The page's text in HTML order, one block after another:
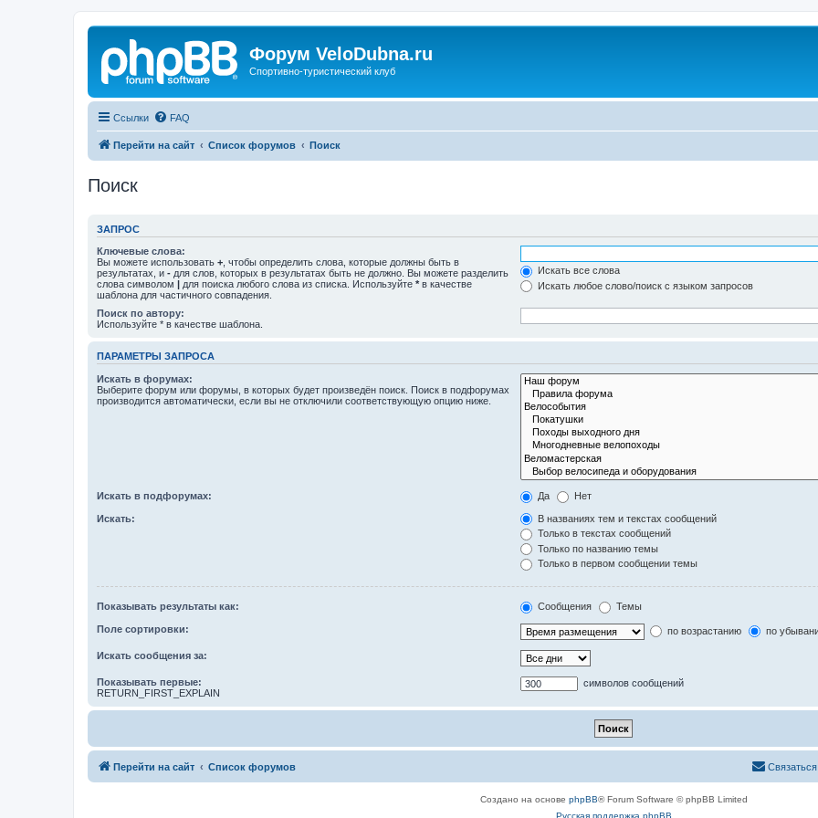
Форум VeloDubna.ru
Спортивно-туристический клуб
Ссылки FAQ
Перейти на сайт Список форумов Поиск
Поиск
ЗАПРОС
Ключевые слова:
Вы можете использовать + , чтобы определить слова, которые должны быть в
результатах, и - для слов, которых в результатах быть не должно. Вы можете разделить
слова символом | для поиска любого слова из списка. Используйте * в качестве
шаблона для частичного совпадения.
Искать все слова
Искать любое слово/поиск с языком запросов
Поиск по автору:
Используйте * в качестве шаблона.
ПАРАМЕТРЫ ЗАПРОСА
Искать в форумах:
Выберите форум или форумы, в которых будет произведён поиск. Поиск в подфорумах
производится автоматически, если вы не отключили соответствующую опцию ниже.
Искать в подфорумах: Да Нет
Искать:
В названиях тем и текстах сообщений
Только в текстах сообщений
Только по названию темы
Только в первом сообщении темы
Показывать результаты как: Сообщения Темы
Поле сортировки: по возрастанию по
Искать сообщения за:
Показывать первые:
RETURN_FIRST_EXPLAIN
символов сообщений
Перейти на сайт Список форумов
Создано на основе phpBB® Forum Software © phpBB Limited
Русская поддержка phpBB